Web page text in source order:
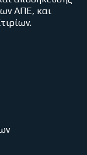
ΑΠΕ, και